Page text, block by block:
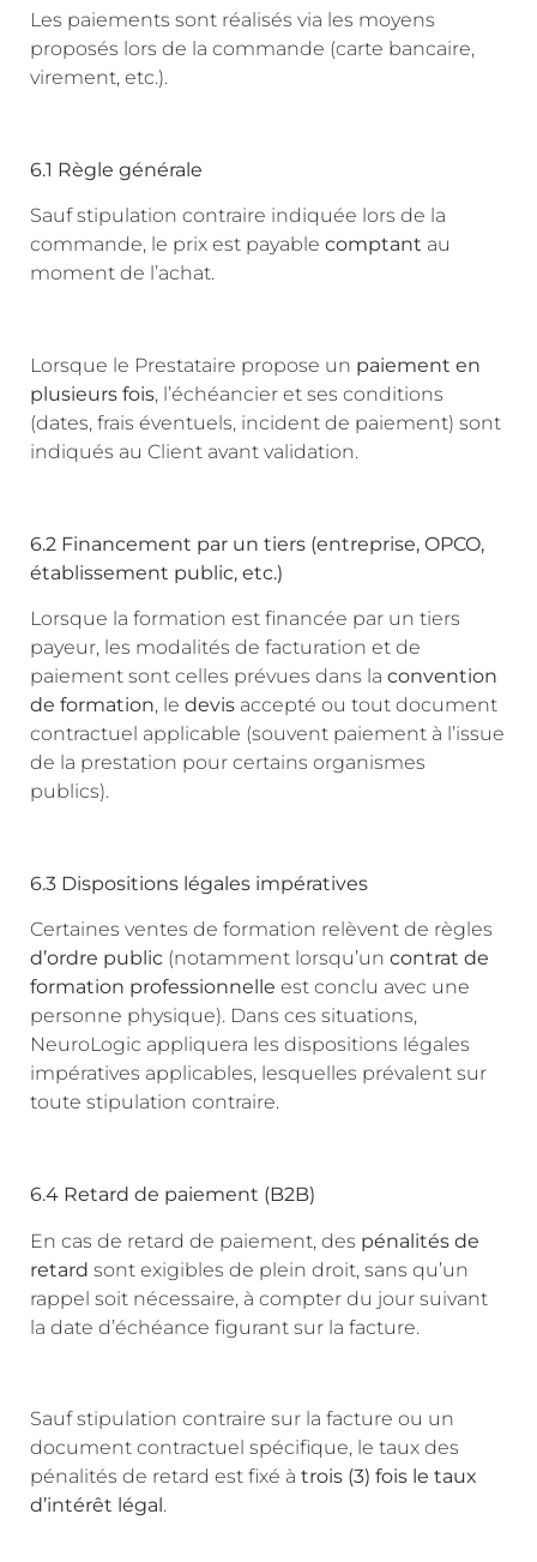
Les paiements sont réalisés via les moyens
proposés lors de la commande (carte bancaire,
virement, etc.).
6.1 Règle générale
Sauf stipulation contraire indiquée lors de la
commande, le prix est payable comptant au
moment de l’achat.
Lorsque le Prestataire propose un paiement en
plusieurs fois, l’échéancier et ses conditions
(dates, frais éventuels, incident de paiement) sont
indiqués au Client avant validation.
6.2 Financement par un tiers (entreprise, OPCO,
établissement public, etc.)
Lorsque la formation est financée par un tiers
payeur, les modalités de facturation et de
paiement sont celles prévues dans la convention
de formation, le devis accepté ou tout document
contractuel applicable (souvent paiement à l’issue
de la prestation pour certains organismes
publics).
6.3 Dispositions légales impératives
Certaines ventes de formation relèvent de règles
d’ordre public (notamment lorsqu’un contrat de
formation professionnelle est conclu avec une
personne physique). Dans ces situations,
NeuroLogic appliquera les dispositions légales
impératives applicables, lesquelles prévalent sur
toute stipulation contraire.
6.4 Retard de paiement (B2B)
En cas de retard de paiement, des pénalités de
retard sont exigibles de plein droit, sans qu’un
rappel soit nécessaire, à compter du jour suivant
la date d’échéance figurant sur la facture.
Sauf stipulation contraire sur la facture ou un
document contractuel spécifique, le taux des
pénalités de retard est fixé à trois (3) fois le taux
d’intérêt légal .